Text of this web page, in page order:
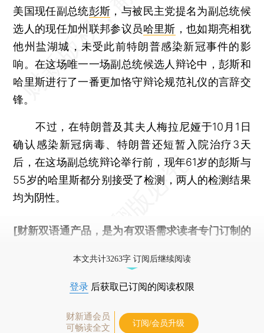
美国现任副总统彭斯 ，与被民主党提名为副总统候
选人的现任加州联邦参议员哈里斯 ，也如期亮相犹
他州盐湖城，未受此前特朗普感染新冠事件的影
响。在这场唯一一场副总统候选人辩论中，彭斯和
哈里斯进行了一番更加恪守辩论规范礼仪的言辞交
锋。
不过，在特朗普及其夫人梅拉尼娅于10月1日
确认感染新冠病毒、特朗普还短暂入院治疗3天
后，在这场副总统辩论举行前，现年61岁的彭斯与
55岁的哈里斯都分别接受了检测，两人的检测结果
均为阴性。
[财新双语通产品，是为有双语需求读者专门订制的
本文共计3263字 订阅后继续阅读
登录 后获取已订阅的阅读权限
财新通会员
可畅读全文
订阅/会员升级